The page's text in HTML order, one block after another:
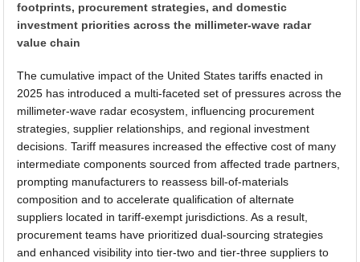
footprints, procurement strategies, and domestic
investment priorities across the millimeter-wave radar
value chain
The cumulative impact of the United States tariffs enacted in
2025 has introduced a multi-faceted set of pressures across the
millimeter-wave radar ecosystem, influencing procurement
strategies, supplier relationships, and regional investment
decisions. Tariff measures increased the effective cost of many
intermediate components sourced from affected trade partners,
prompting manufacturers to reassess bill-of-materials
composition and to accelerate qualification of alternate
suppliers located in tariff-exempt jurisdictions. As a result,
procurement teams have prioritized dual-sourcing strategies
and enhanced visibility into tier-two and tier-three suppliers to